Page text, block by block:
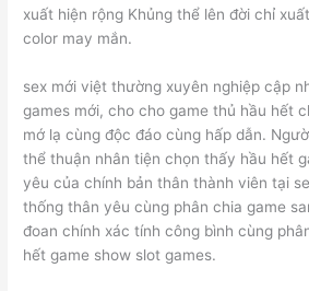
xuất hiện rộng Khủng thể lên đời chỉ
color may mắn.
sex mới việt thường xuyên nghiệp cập
games mới, cho cho game thủ hầu hết
mớ lạ cùng độc đáo cùng hấp dẫn.
thể thuận nhân tiện chọn thấy hầu hết
yêu của chính bản thân thành viên tại
thống thân yêu cùng phân chia game
đoan chính xác tính công bình cùng
hết game show slot games.